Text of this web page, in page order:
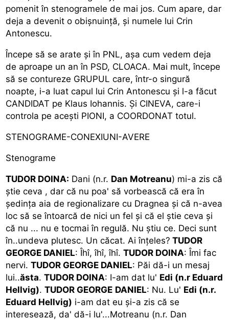
pomenit în stenogramele de mai jos. Cum apare, dar
deja a devenit o obișnuință, și numele lui Crin
Antonescu.
Începe să se arate și în PNL, așa cum vedem deja
de aproape un an în PSD, CLOACA. Mai mult, începe
să se contureze GRUPUL care, într-o singură
noapte, i-a luat capul lui Crin Antonescu și l-a făcut
CANDIDAT pe Klaus Iohannis. Și CINEVA, care-i
controla pe acești PIONI, a COORDONAT totul.
STENOGRAME-CONEXIUNI-AVERE
Stenograme
TUDOR DOINA: Dani (n.r. Dan Motreanu) mi-a zis că
ştie ceva , dar că nu poa' să vorbească că era în
şedinţa aia de regionalizare cu Dragnea şi că n-avea
loc să se întoarcă de nici un fel şi că el ştie ceva şi
că nu ... nu e tocmai în regulă. Nu ştiu ce. Deci sunt
în..undeva plutesc. Un căcat. Ai înţeles? TUDOR
GEORGE DANIEL: Îhî, îhî, îhî.TUDOR DOINA: Îmi fac
nervi.TUDOR GEORGE DANIEL: Păi dă-i un mesaj
lui..ăsta.TUDOR DOINA: I-am dat lu' Edi (n.r Eduard
Hellvig).TUDOR GEORGE DANIEL: Nu. Lu' Edi (n.r.
Eduard Hellvig) i-am dat eu şi-a zis că se
interesează, da' dă-i lu'...Motreanu (n.r. Dan